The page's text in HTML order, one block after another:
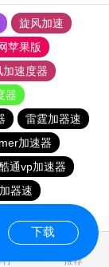
旋风加速
苹果版
加速度器
器
雷霆加器速
加速器
通vp加速器
器速
行 推荐
下载
0.029717s